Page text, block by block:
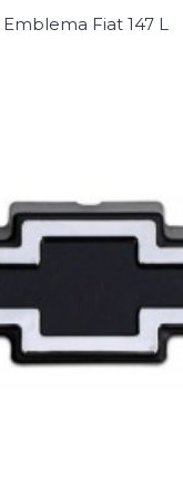
Emblema Fiat 147 L